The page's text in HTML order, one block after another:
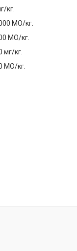
кг.
МО/кг.
МО/кг.
мг/кг.
МО/кг.